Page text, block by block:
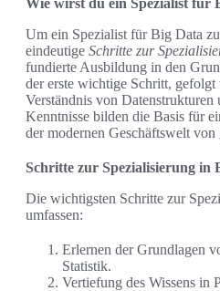
Wie wirst du ein Spezialist für
Um ein Spezialist für Big Data
eindeutige Schritte zur
fundierte Ausbildung in den
der erste wichtige Schritt, gefolgt
Verständnis von Datenstrukturen
Kenntnisse bilden die Basis für
der modernen Geschäftswelt
Schritte zur Spezialisierung in
Die wichtigsten Schritte zur
umfassen:
Erlernen der Grundlagen
Statistik.
Vertiefung des Wissens in